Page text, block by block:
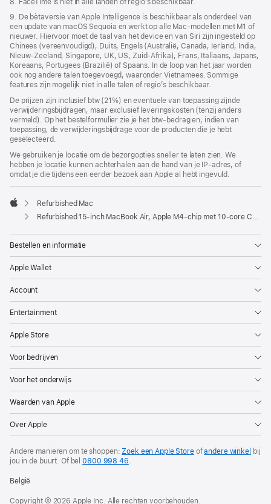
9. De bètaversie van Apple Intelligence is beschikbaar als onderdeel van
een update van macOS Sequoia en werkt op alle Mac-modellen met M1 of
nieuwer. Hiervoor moet de taal van het device en van Siri zijn ingesteld op
Chinees (vereenvoudigd), Duits, Engels (Australië, Canada, Ierland, India,
Nieuw-Zeeland, Singapore, UK, US, Zuid-Afrika), Frans, Italiaans, Japans,
Koreaans, Portugees (Brazilië) of Spaans. In de loop van het jaar worden
ook nog andere talen toegevoegd, waaronder Vietnamees. Sommige
features zijn mogelijk niet in alle talen of regio’s beschikbaar.
De prijzen zijn inclusief btw (21%) en eventuele van toepassing zijnde
verwijderingsbijdragen, maar exclusief leveringskosten (tenzij anders
vermeld). Op het bestelformulier zie je het btw-bedrag en, indien van
toepassing, de verwijderingsbijdrage voor de producten die je hebt
geselecteerd.
We gebruiken je locatie om de bezorgopties sneller te laten zien. We
hebben je locatie kunnen achterhalen aan de hand van je IP-adres, of
omdat je die tijdens een eerder bezoek aan Apple al hebt ingevuld.
Apple
Refurbished Mac
Refurbished 15-inch MacBook Air, Apple M4-chip met 10‑core CPU en 10‑core GPU, middernacht
Bestellen en informatie
Apple Wallet
Account
Entertainment
Apple Store
Voor bedrijven
Voor het onderwijs
Waarden van Apple
Over Apple
Andere manieren om te shoppen: Zoek een Apple Storeofandere winkel bij
jou in de buurt. Of bel0800 998 46
België
Copyright © 2026 Apple Inc. Alle rechten voorbehouden.